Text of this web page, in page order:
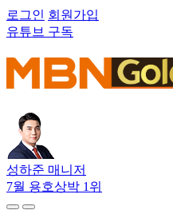
로그인 회원가입
유튜브 구독
성하준 매니저
7월 용호상박 1위